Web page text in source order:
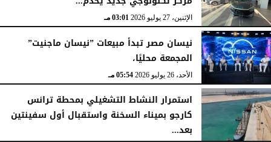
الإثنين، 27 يوليو 2026 03:01 مـ
نيسان مصر تبدأ مبيعات ”نيسان ماجنيت”
المجمعة محليًا،
الأحد، 26 يوليو 2026 05:54 مـ
استمرار النشاط التشغيلي بمحطة ترانس
كارجو بميناء السخنة واستقبال أول سفينتين
بعد...